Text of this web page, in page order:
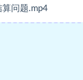
问题.mp4